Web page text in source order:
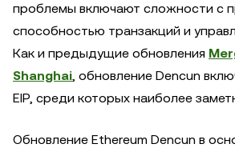
проблемы включают сложности с
способностью транзакций и
Как и предыдущие обновления
Shanghai, обновление Dencun
EIP, среди которых наиболее
Обновление Ethereum Dencun в